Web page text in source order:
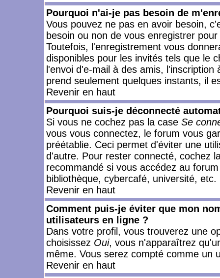
Pourquoi n'ai-je pas besoin de
Vous pouvez ne pas en avoir besoin,
besoin ou non de vous enregistrer
Toutefois, l'enregistrement vous
disponibles pour les invités tels que le
l'envoi d'e-mail à des amis,
prend seulement quelques instants, il
Revenir en haut
Pourquoi suis-je déconnecté
Si vous ne cochez pas la case Se
vous vous connectez, le forum vous
préétablie. Ceci permet d'éviter une
d'autre. Pour rester connecté, cochez
recommandé si vous accédez au
bibliothèque, cybercafé, université, etc.
Revenir en haut
Comment puis-je éviter que mon
utilisateurs en ligne ?
Dans votre profil, vous trouverez une
choisissez Oui, vous n'apparaîtrez
même. Vous serez compté comme un
Revenir en haut